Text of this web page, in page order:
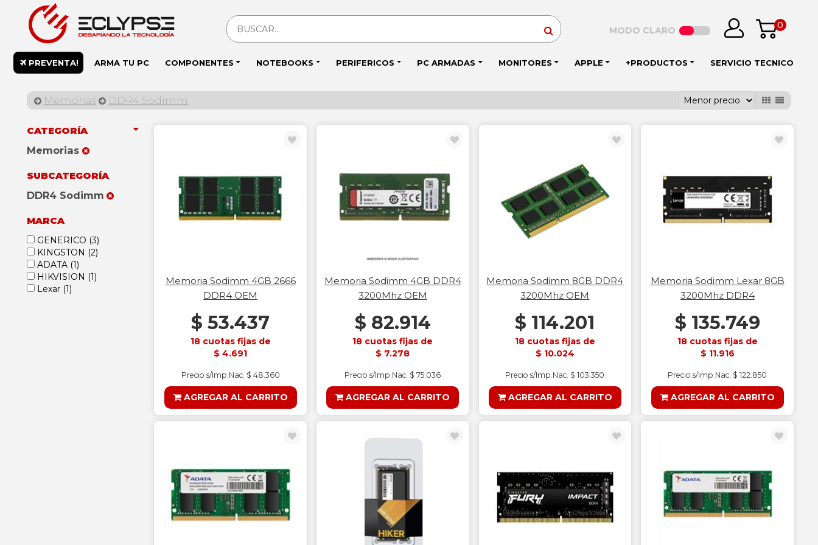
0
MODO CLARO
PREVENTA! ARMA TU PC COMPONENTES NOTEBOOKS PERIFERICOS PC ARMADAS MONITORES APPLE +PRODUCTOS SERVICIO TECNICO
Memorias DDR4 Sodimm
CATEGORÍA
Memorias
SUBCATEGORÍA
DDR4 Sodimm
MARCA
GENERICO (3)
KINGSTON (2)
ADATA (1)
HIKVISION (1)
Lexar (1)
Memoria Sodimm 4GB 2666
DDR4 OEM
$ 53.437
18 cuotas fijas de
$ 4.691
Precio s/Imp.Nac. $ 48.360
AGREGAR AL CARRITO
Memoria Sodimm 4GB DDR4
3200Mhz OEM
$ 82.914
18 cuotas fijas de
$ 7.278
Precio s/Imp.Nac. $ 75.036
AGREGAR AL CARRITO
Memoria Sodimm 8GB DDR4
3200Mhz OEM
$ 114.201
18 cuotas fijas de
$ 10.024
Precio s/Imp.Nac. $ 103.350
AGREGAR AL CARRITO
Memoria Sodimm Lexar 8GB
3200Mhz DDR4
$ 135.749
18 cuotas fijas de
$ 11.916
Precio s/Imp.Nac. $ 122.850
AGREGAR AL CARRITO